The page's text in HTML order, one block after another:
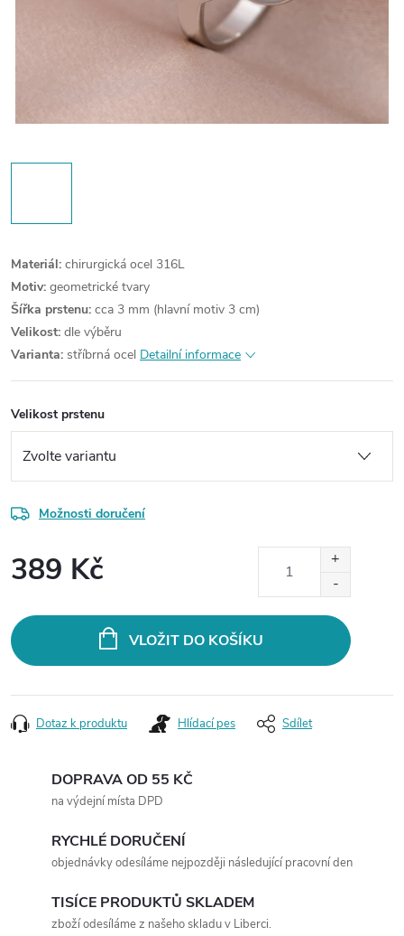
Materiál: chirurgická ocel 316L
Motiv: geometrické tvary
Šířka prstenu: cca 3 mm (hlavní motiv 3 cm)
Velikost: dle výběru
Varianta: stříbrná ocel Detailní informace
Velikost prstenu
Možnosti doručení
389 Kč
VLOŽIT DO KOŠÍKU
Dotaz k produktu Hlídací pes Sdílet
DOPRAVA OD 55 KČ
na výdejní místa DPD
RYCHLÉ DORUČENÍ
objednávky odesíláme nejpozději následující pracovní den
TISÍCE PRODUKTŮ SKLADEM
zboží odesíláme z našeho skladu v Liberci.